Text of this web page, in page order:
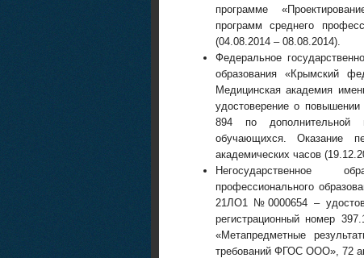
программе
программ среднего
(04.08.2014 – 08.08.2014).
Федеральное
образования «Крымский
Медицинская академия
удостоверение о
894 по дополнительной
обучающихся. Оказание
академических часов
Негосударственное
профессионального
21ЛО1 №0000654 –
регистрационный номер
«Метапредметные
требований ФГОС ООО», 72